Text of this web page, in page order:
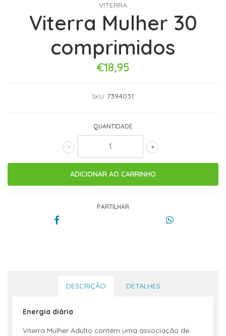
VITERRA
Viterra Mulher 30
comprimidos
€18,95
SKU: 7394031
QUANTIDADE
+
-
PARTILHAR
DESCRIÇÃO DETALHES
Energia diária
Viterra Mulher Adulto contém uma associação de